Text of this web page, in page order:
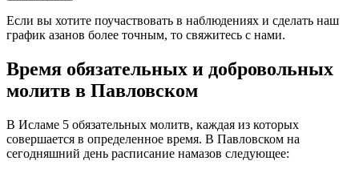
Если вы хотите поучаствовать в наблюдениях и сделать наш
график азанов более точным, то свяжитесь с нами.
Время обязательных и добровольных
молитв в Павловском
В Исламе 5 обязательных молитв, каждая из которых
совершается в определенное время. В Павловском на
сегодняшний день расписание намазов следующее: